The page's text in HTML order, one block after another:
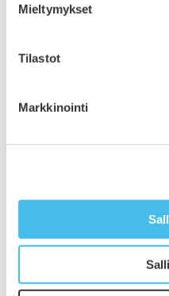
Mieltymykset
Tilastot
Markkinointi
”Kun matkustan,